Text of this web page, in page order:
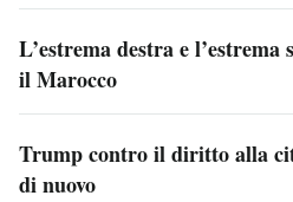
L’estrema destra e
il Marocco
Trump contro il diritto alla
di nuovo